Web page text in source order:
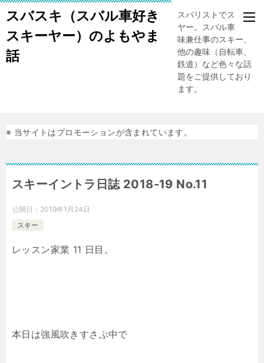
スバスキ（スバル車好き
スキーヤー）のよもやま
話
スバリストでスキー
ヤー。スバル車、趣
味兼仕事のスキー、
他の趣味（自転車、
鉄道）など色々な話
題をご提供しており
ます。
※ 当サイトはプロモーションが含まれています。
スキーイントラ日誌 2018-19 No.11
公開日： 2019年1月24日
スキー
レッスン家業 11 日目。
本日は強風吹きすさぶ中で